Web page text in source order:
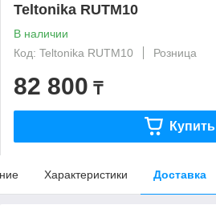
Teltonika RUTM10
В наличии
Код: Teltonika RUTM10
Розница
82 800 ₸
Купить
Характеристики Доставка